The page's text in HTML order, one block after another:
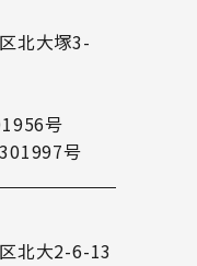
北大塚3-
号
号
北大2-6-13